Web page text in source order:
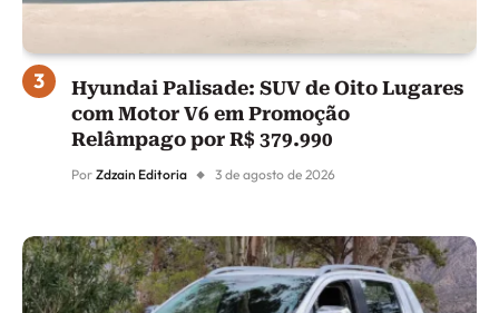
Hyundai Palisade: SUV de Oito Lugares
com Motor V6 em Promoção
Relâmpago por R$ 379.990
Por Zdzain Editoria 3 de agosto de 2026